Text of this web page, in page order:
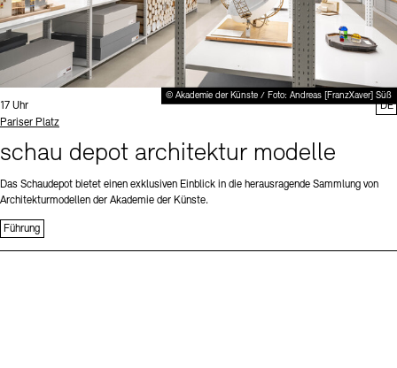
© Akademie der Künste / Foto: Andreas [FranzXaver] Süß
Uhrzeit:
17 Uhr
Standort
Pariser Platz
schau depot architektur modelle
Das Schaudepot bietet einen exklusiven Einblick in die herausragende Sammlung von
Architekturmodellen der Akademie der Künste.
Führung
DE